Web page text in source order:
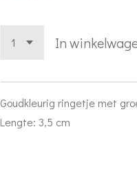
In
Goudkleurig ringetje met
Lengte: 3,5 cm